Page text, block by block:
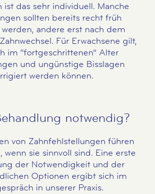
ist das sehr individuell. Manche
sollten bereits recht früh
andere erst nach dem
Für Erwachsene gilt,
im “fortgeschrittenen” Alter
und ungünstige Bisslagen
werden können.
notwendig?
von Zahnfehlstellungen führen
wenn sie sinnvoll sind. Eine erste
der Notwendigkeit und der
Optionen ergibt sich im
in unserer Praxis.